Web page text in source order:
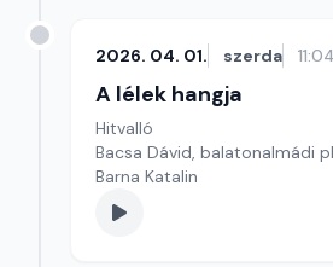
2026. 04. 01. szerda 11:04
A lélek hangja
Hitvalló
Bacsa Dávid, balatonalmádi
Barna Katalin